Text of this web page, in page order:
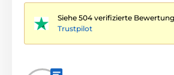
Siehe 504 verifizierte
Trustpilot